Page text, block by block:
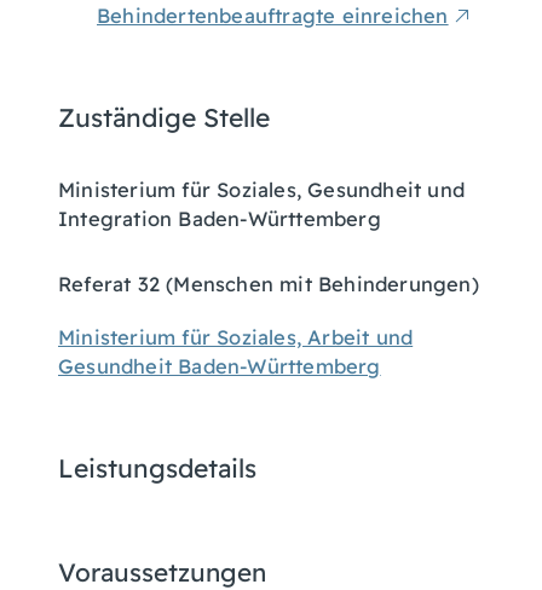
Behindertenbeauftragte einreichen
Zuständige Stelle
Ministerium für Soziales, Gesundheit und
Integration Baden-Württemberg
Referat 32 (Menschen mit Behinderungen)
Ministerium für Soziales, Arbeit und
Gesundheit Baden-Württemberg
Leistungsdetails
Voraussetzungen